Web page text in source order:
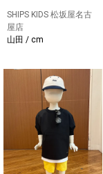
SHIPS KIDS 松坂屋名古
屋店
山田 / cm